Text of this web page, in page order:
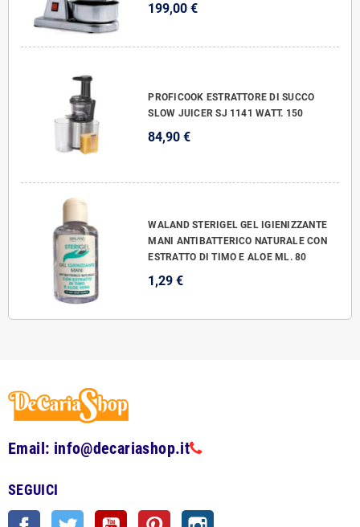
199,00 €
PROFICOOK ESTRATTORE DI SUCCO
SLOW JUICER SJ 1141 WATT. 150
84,90 €
WALAND STERIGEL GEL IGIENIZZANTE
MANI ANTIBATTERICO NATURALE CON
ESTRATTO DI TIMO E ALOE ML. 80
1,29 €
Email: info@decariashop.it
SEGUICI
Facebook Twitter YouTube Pinterest